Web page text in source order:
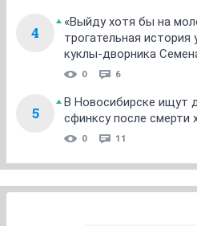
4
«Выйду хотя бы на
трогательная история
куклы-дворника
0 6
5
В Новосибирске ищут
сфинксу после
0 11